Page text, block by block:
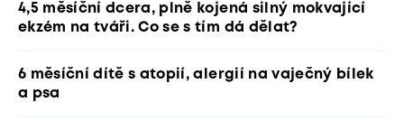
4,5 měsíční dcera, plně kojená silný mokvající
ekzém na tváři. Co se s tím dá dělat?
6 měsíční dítě s atopií, alergií na vaječný bílek
a psa